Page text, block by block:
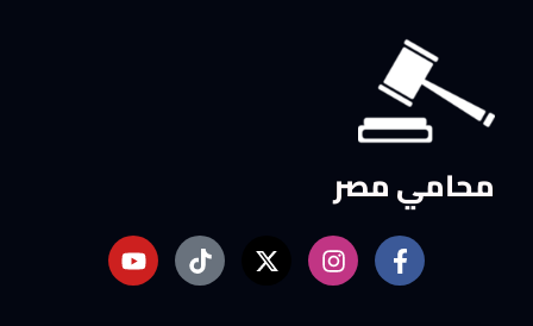
محامي مصر